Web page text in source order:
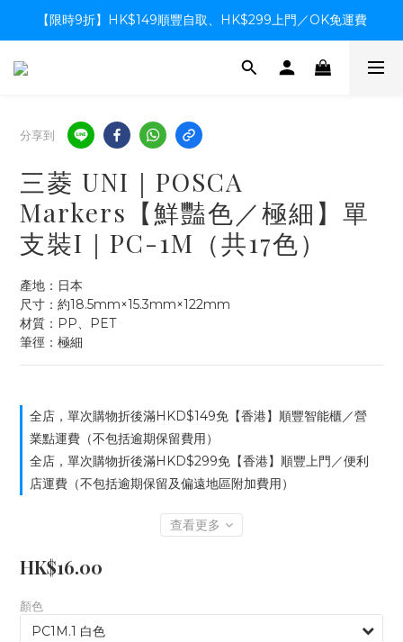
【限時9折】HK$149順豐自取、HK$299上門／OK免運費
【限時9折】HK$149順豐自取、HK$299上門／OK免運費
支付系統升級中，暫停信用卡支付至8月中，造成不便感謝諒解
分享到
三菱 UNI｜POSCA
Markers【鮮豔色／極細】單
支裝I｜PC-1M（共17色）
產地：日本
尺寸：約18.5mm×15.3mm×122mm
材質：PP、PET
筆徑：極細
全店，單次購物折後滿HKD$149免【香港】順豐智能櫃／營
業點運費（不包括逾期保留費用）
全店，單次購物折後滿HKD$299免【香港】順豐上門／便利
店運費（不包括逾期保留及偏遠地區附加費用）
查看更多
HK$16.00
顏色